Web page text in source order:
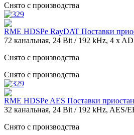
Снято с производства
RME HDSPe RayDAT Поставки
72 канальная, 24 Bit / 192 kHz, 4 x
Снято с производства
Снято с производства
RME HDSPe AES Поставки
32 канальная, 24 Bit / 192 kHz, AES/
Снято с производства